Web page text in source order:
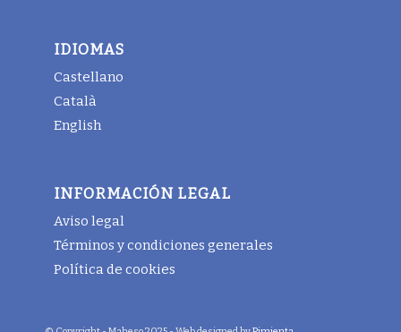
IDIOMAS
Castellano
Català
English
INFORMACIÓN LEGAL
Aviso legal
Términos y condiciones generales
Política de cookies